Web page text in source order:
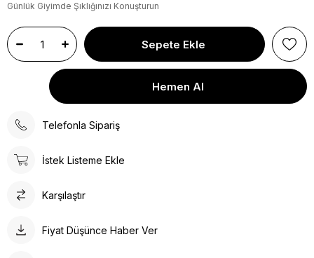
Günlük Giyimde Şıklığınızı Konuşturun
Telefonla Sipariş
İstek Listeme Ekle
Karşılaştır
Fiyat Düşünce Haber Ver